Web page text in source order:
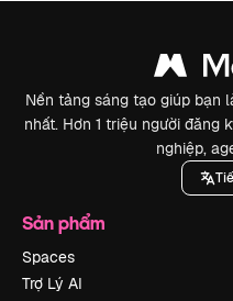
Nền tảng sáng tạo giúp bạn
nhất. Hơn 1 triệu người đăng
nghiệp,
Sản phẩm
Spaces
Trợ Lý AI